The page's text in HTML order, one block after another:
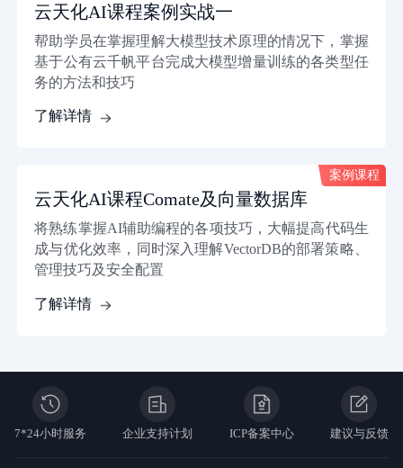
云天化AI课程案例实战一
帮助学员在掌握理解大模型技术原理的情况下，掌握
基于公有云千帆平台完成大模型增量训练的各类型任
务的方法和技巧
了解详情
案例课程
案例课程
云天化AI课程Comate及向量数据库
将熟练掌握AI辅助编程的各项技巧，大幅提高代码生
成与优化效率，同时深入理解VectorDB的部署策略、
管理技巧及安全配置
了解详情
7*24小时服务 企业支持计划 ICP备案中心 建议与反馈